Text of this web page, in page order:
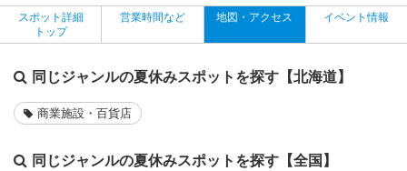
スポット詳細
トップ
営業時間など 地図・アクセス イベント情報
同じジャンルの夏休みスポットを探す【北海道】
商業施設・百貨店
同じジャンルの夏休みスポットを探す【全国】